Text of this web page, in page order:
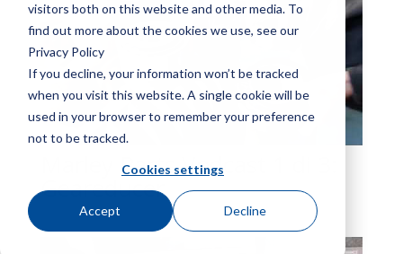
visitors both on this website and other media. To
find out more about the cookies we use, see our
Privacy Policy
If you decline, your information won’t be tracked
when you visit this website. A single cookie will be
used in your browser to remember your preference
not to be tracked.
Cookies settings
Accept Decline
Marley Parts Vodcast 1 di 3:
Geareducer